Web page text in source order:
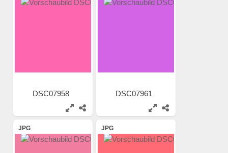
DSC07958 DSC07961
JPG JPG